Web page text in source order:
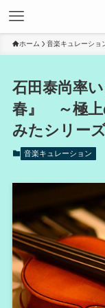
ホーム 音楽キュレーショ
石田泰尚率
春』 ～極上
みたシリー
音楽キュレーション